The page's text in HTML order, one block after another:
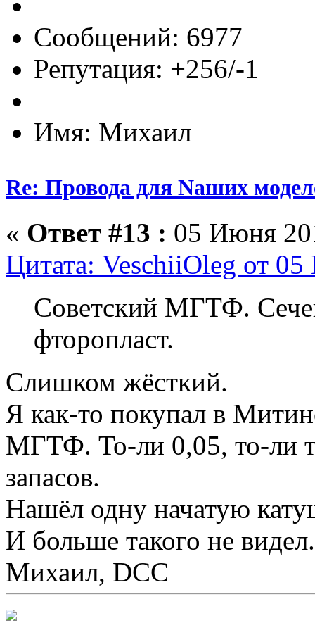
Сообщений: 6977
Репутация: +256/-1
Имя: Михаил
Re: Провода для Nаших
« Ответ #13 : 05 Июня
Цитата: VeschiiOleg от
Советский МГТФ.
фторопласт.
Слишком жёсткий.
Я как-то покупал в
МГТФ. То-ли 0,05, то-ли
запасов.
Нашёл одну начатую
И больше такого не видел.
Михаил, DCC